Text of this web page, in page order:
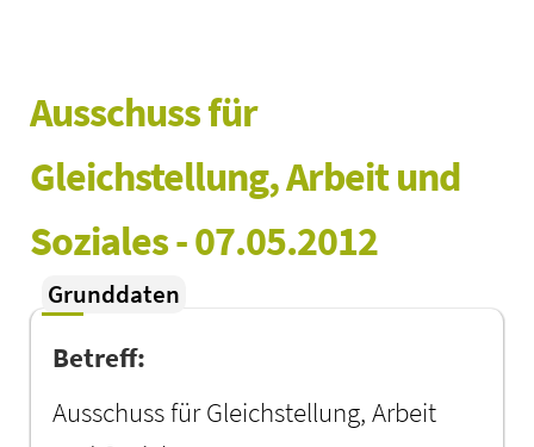
Ausschuss für
Gleichstellung, Arbeit und
Soziales - 07.05.2012
Grunddaten
Betreff:
Ausschuss für Gleichstellung, Arbeit